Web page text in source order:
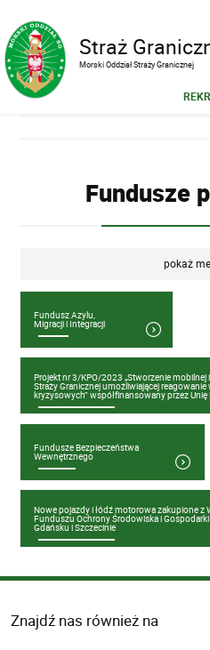
Straż
Morski Oddział Straży Granicznej
Fundusze
pokaż
Fundusz Azylu,
Migracji i Integracji
Projekt nr 3/KPO/2023 „Stworzenie mobilnej
Straży Granicznej umożliwiającej reagowanie
kryzysowych” współfinansowany przez Unię
Fundusze Bezpieczeństwa
Wewnętrznego
Nowe pojazdy i łódź motorowa zakupione z
Funduszu Ochrony Środowiska i
Gdańsku i Szczecinie
Znajdź nas również na